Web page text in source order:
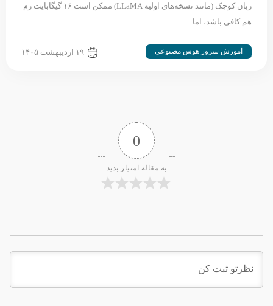
زبان کوچک (مانند نسخه‌های اولیه LLaMA) ممکن است ۱۶ گیگابایت رم
هم کافی باشد، اما…
آموزش سرور هوش مصنوعی ۱۹ اردیبهشت ۱۴۰۵
0
به مقاله امتیاز بدید